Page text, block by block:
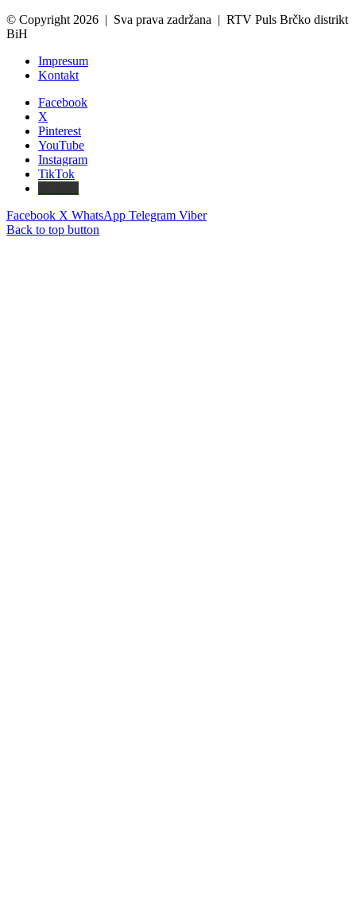
© Copyright 2026 | Sva prava zadržana | RTV Puls Brčko distrikt
BiH
Impresum
Kontakt
Facebook
X
Pinterest
YouTube
Instagram
TikTok
Facebook X WhatsApp Telegram Viber
Back to top button